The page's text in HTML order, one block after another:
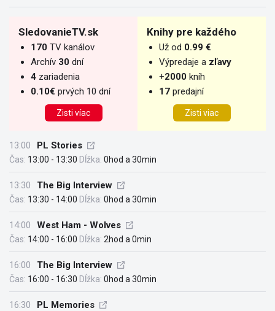
SledovanieTV.sk
170 TV kanálov
Archív 30 dní
4 zariadenia
0.10€ prvých 10 dní
Zisti víac
Knihy pre každého
Už od 0.99 €
Výpredaje a zľavy
+2000 kníh
17 predajní
Zisti viac
13:00 PL Stories
Čas: 13:00 - 13:30 Dĺžka: 0hod a 30min
13:30 The Big Interview
Čas: 13:30 - 14:00 Dĺžka: 0hod a 30min
14:00 West Ham - Wolves
Čas: 14:00 - 16:00 Dĺžka: 2hod a 0min
16:00 The Big Interview
Čas: 16:00 - 16:30 Dĺžka: 0hod a 30min
16:30 PL Memories